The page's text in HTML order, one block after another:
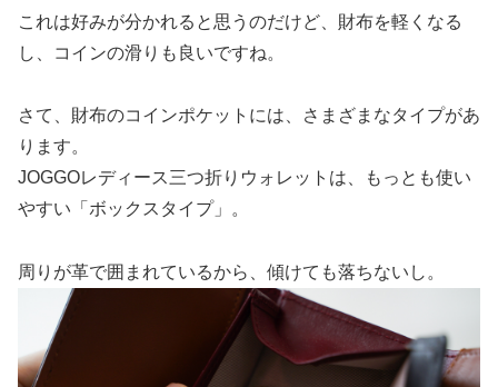
これは好みが分かれると思うのだけど、財布を軽くなる
し、コインの滑りも良いですね。
さて、財布のコインポケットには、さまざまなタイプがあ
ります。
JOGGOレディース三つ折りウォレットは、もっとも使い
やすい「ボックスタイプ」。
周りが革で囲まれているから、傾けても落ちないし。